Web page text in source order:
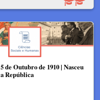
5 de Outubro de 1910 | Nasceu
a República